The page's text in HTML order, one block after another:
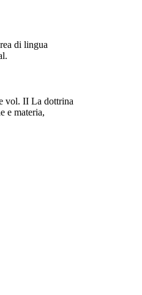
di lingua
vol. II La dottrina
e materia,